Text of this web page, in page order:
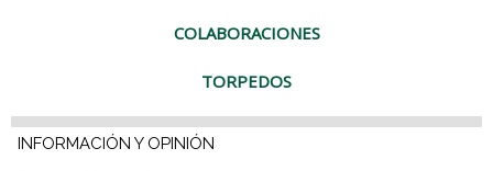
COLABORACIONES
TORPEDOS
INFORMACIÓN Y OPINIÓN